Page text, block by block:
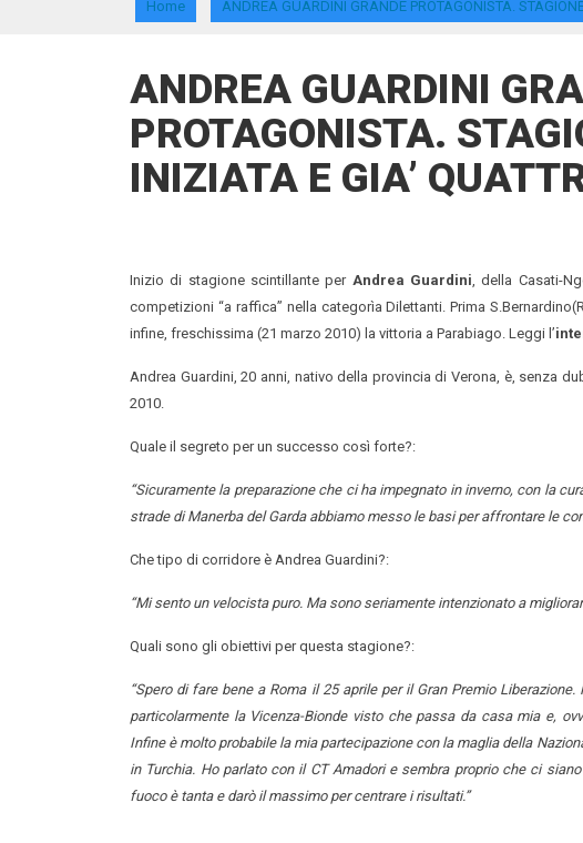
Home ANDREA GUARDINI GRANDE PROTAGONISTA.
ANDREA GUARDINI
PROTAGONISTA.
INIZIATA E GIA’
Inizio di stagione scintillante per Andrea Guardini, della Casati-
competizioni “a raffica” nella categorìa Dilettanti. Prima
infine, freschissima (21 marzo 2010) la vittoria a Parabiago. Leggi l’
Andrea Guardini, 20 anni, nativo della provincia di Verona, è, senza
2010.
Quale il segreto per un successo così forte?:
“Sicuramente la preparazione che ci ha impegnato in inverno, con la
strade di Manerba del Garda abbiamo messo le basi per affrontare le
Che tipo di corridore è Andrea Guardini?:
“Mi sento un velocista puro. Ma sono seriamente intenzionato a
Quali sono gli obiettivi per questa stagione?:
“Spero di fare bene a Roma il 25 aprile per il Gran Premio
particolarmente la Vicenza-Bionde visto che passa da casa mia e,
Infine è molto probabile la mia partecipazione con la maglia della
in Turchia. Ho parlato con il CT Amadori e sembra proprio che ci
fuoco è tanta e darò il massimo per centrare i risultati.”